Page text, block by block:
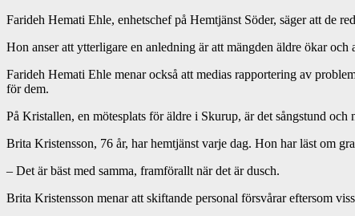
Farideh Hemati Ehle, enhetschef på Hemtjänst Söder, säger att de
Hon anser att ytterligare en anledning är att mängden äldre ökar
Farideh Hemati Ehle menar också att medias rapportering av
för dem.
På Kristallen, en mötesplats för äldre i Skurup, är det sångstund
Brita Kristensson, 76 år, har hemtjänst varje dag. Hon har läst om
– Det är bäst med samma, framförallt när det är dusch.
Brita Kristensson menar att skiftande personal försvårar eftersom